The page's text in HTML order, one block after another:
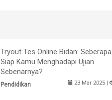
Tryout Tes Online Bidan: Seberapa
Siap Kamu Menghadapi Ujian
Sebenarnya?
Pendidikan 23 Mar 2025 |